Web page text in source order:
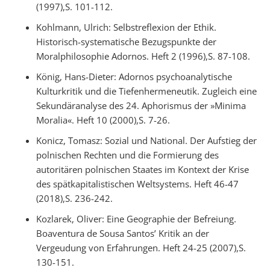
(1997),S. 101-112.
Kohlmann, Ulrich: Selbstreflexion der Ethik.
Historisch-systematische Bezugspunkte der
Moralphilosophie Adornos. Heft 2 (1996),S. 87-108.
König, Hans-Dieter: Adornos psychoanalytische
Kulturkritik und die Tiefenhermeneutik. Zugleich eine
Sekundäranalyse des 24. Aphorismus der »Minima
Moralia«. Heft 10 (2000),S. 7-26.
Konicz, Tomasz: Sozial und National. Der Aufstieg der
polnischen Rechten und die Formierung des
autoritären polnischen Staates im Kontext der Krise
des spätkapitalistischen Weltsystems. Heft 46-47
(2018),S. 236-242.
Kozlarek, Oliver: Eine Geographie der Befreiung.
Boaventura de Sousa Santos’ Kritik an der
Vergeudung von Erfahrungen. Heft 24-25 (2007),S.
130-151.